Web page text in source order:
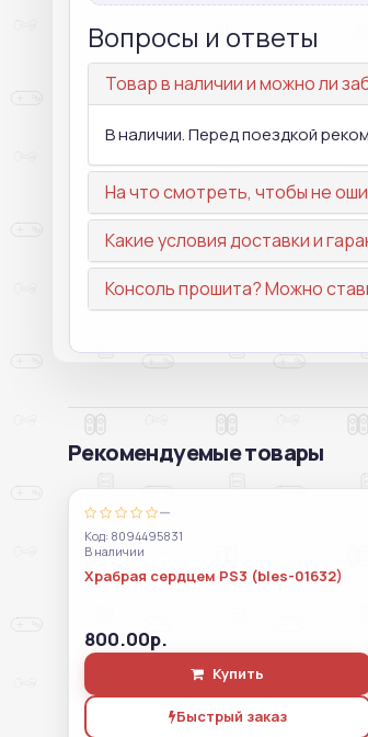
Вопросы и ответы
Товар в наличии и можно ли
В наличии. Перед поездкой
На что смотреть, чтобы не
Какие условия доставки и
Консоль прошита? Можно
Рекомендуемые товары
—
Код: 8094495831
В наличии
Храбрая сердцем PS3 (bles-01632)
800.00р.
Купить
Быстрый заказ